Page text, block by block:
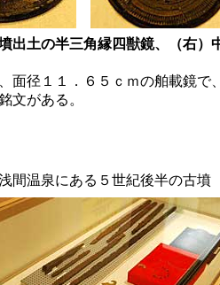
出土の半三角縁四獣鏡、（右）
面径１１．６５ｃｍの舶載鏡で
文がある。
間温泉にある５世紀後半の古墳